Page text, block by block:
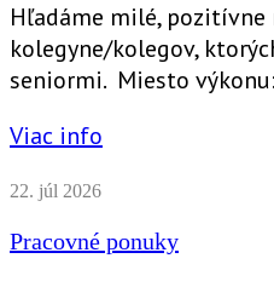
Hľadáme milé, pozitívne
kolegyne/kolegov,
seniormi. Miesto
Viac info
22. júl 2026
Pracovné ponuky